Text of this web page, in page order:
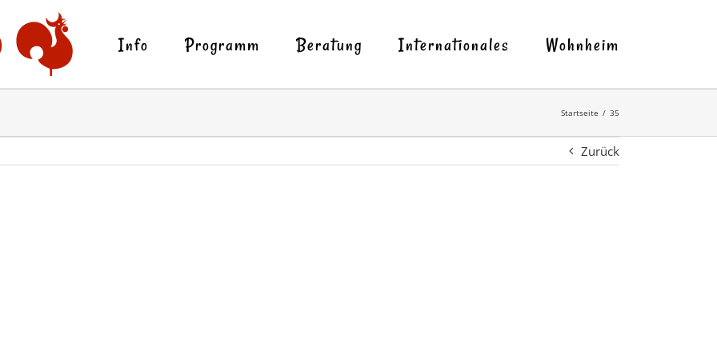
Info Programm Beratung Internationales Wohnheim
Startseite 35
Zurück